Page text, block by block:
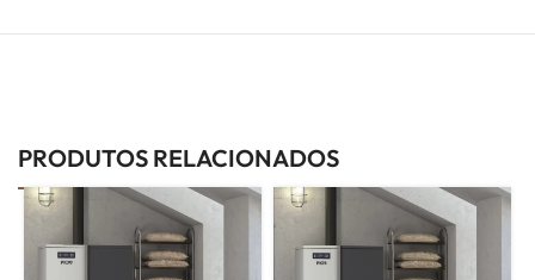
PRODUTOS RELACIONADOS